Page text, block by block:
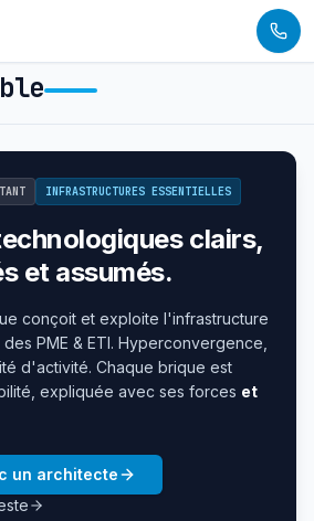
INFRASTRUCTURES ESSENTIELLES
clairs,
et assumés.
conçoit et exploite l'infrastructure
PME & ETI. Hyperconvergence,
d'activité. Chaque brique est
expliquée avec ses forces et
un architecte
cookies